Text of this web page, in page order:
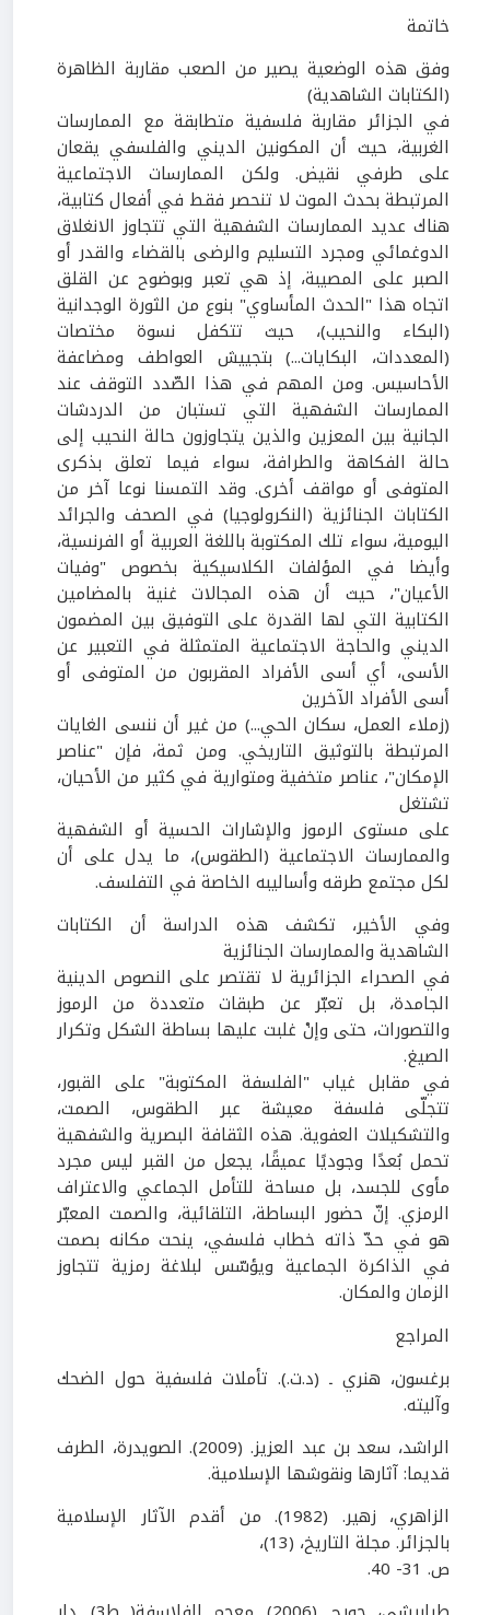
خاتمة
وفق هذه الوضعية يصير من الصعب مقاربة الظاهرة
(الكتابات الشاهدية)
في الجزائر مقاربة فلسفية متطابقة مع الممارسات
الغربية، حيث أن المكونين الديني والفلسفي يقعان
على طرفي نقيض. ولكن الممارسات الاجتماعية
المرتبطة بحدث الموت لا تنحصر فقط في أفعال كتابية،
هناك عديد الممارسات الشفهية التي تتجاوز الانغلاق
الدوغمائي ومجرد التسليم والرضى بالقضاء والقدر أو
الصبر على المصيبة، إذ هي تعبر وبوضوح عن القلق
اتجاه هذا "الحدث المأساوي" بنوع من الثورة الوجدانية
(البكاء والنحيب)، حيث تتكفل نسوة مختصات
(المعددات، البكايات...) بتجييش العواطف ومضاعفة
الأحاسيس. ومن المهم في هذا الصّدد التوقف عند
الممارسات الشفهية التي تستبان من الدردشات
الجانية بين المعزين والذين يتجاوزون حالة النحيب إلى
حالة الفكاهة والطرافة، سواء فيما تعلق بذكرى
المتوفى أو مواقف أخرى. وقد التمسنا نوعا آخر من
الكتابات الجنائزية (النكرولوجيا) في الصحف والجرائد
اليومية، سواء تلك المكتوبة باللغة العربية أو الفرنسية،
وأيضا في المؤلفات الكلاسيكية بخصوص "وفيات
الأعيان"، حيث أن هذه المجالات غنية بالمضامين
الكتابية التي لها القدرة على التوفيق بين المضمون
الديني والحاجة الاجتماعية المتمثلة في التعبير عن
الأسى، أي أسى الأفراد المقربون من المتوفى أو
أسى الأفراد الآخرين
(زملاء العمل، سكان الحي...) من غير أن ننسى الغايات
المرتبطة بالتوثيق التاريخي. ومن ثمة، فإن "عناصر
الإمكان"، عناصر متخفية ومتوارية في كثير من الأحيان،
تشتغل
على مستوى الرموز والإشارات الحسية أو الشفهية
والممارسات الاجتماعية (الطقوس)، ما يدل على أن
لكل مجتمع طرقه وأساليبه الخاصة في التفلسف.
وفي الأخير، تكشف هذه الدراسة أن الكتابات
الشاهدية والممارسات الجنائزية
في الصحراء الجزائرية لا تقتصر على النصوص الدينية
الجامدة، بل تعبّر عن طبقات متعددة من الرموز
والتصورات، حتى وإنْ غلبت عليها بساطة الشكل وتكرار
الصيغ.
في مقابل غياب "الفلسفة المكتوبة" على القبور،
تتجلّى فلسفة معيشة عبر الطقوس، الصمت،
والتشكيلات العفوية. هذه الثقافة البصرية والشفهية
تحمل بُعدًا وجوديًا عميقًا، يجعل من القبر ليس مجرد
مأوى للجسد، بل مساحة للتأمل الجماعي والاعتراف
الرمزي. إنّ حضور البساطة، التلقائية، والصمت المعبّر
هو في حدّ ذاته خطاب فلسفي، ينحت مكانه بصمت
في الذاكرة الجماعية ويؤسّس لبلاغة رمزية تتجاوز
الزمان والمكان.
المراجع
برغسون، هنري ـ (د.ت.). تأملات فلسفية حول الضحك
وآليته.
الراشد، سعد بن عبد العزيز.
(
2009
)
. الصويدرة، الطرف
قديما:آثارها ونقوشها الإسلامية.
الزاهري، زهير.
(
1982
)
. من أقدم الآثار الإسلامية
بالجزائر. مجلة التاريخ، (
13
)،
ص. 31- 40
.